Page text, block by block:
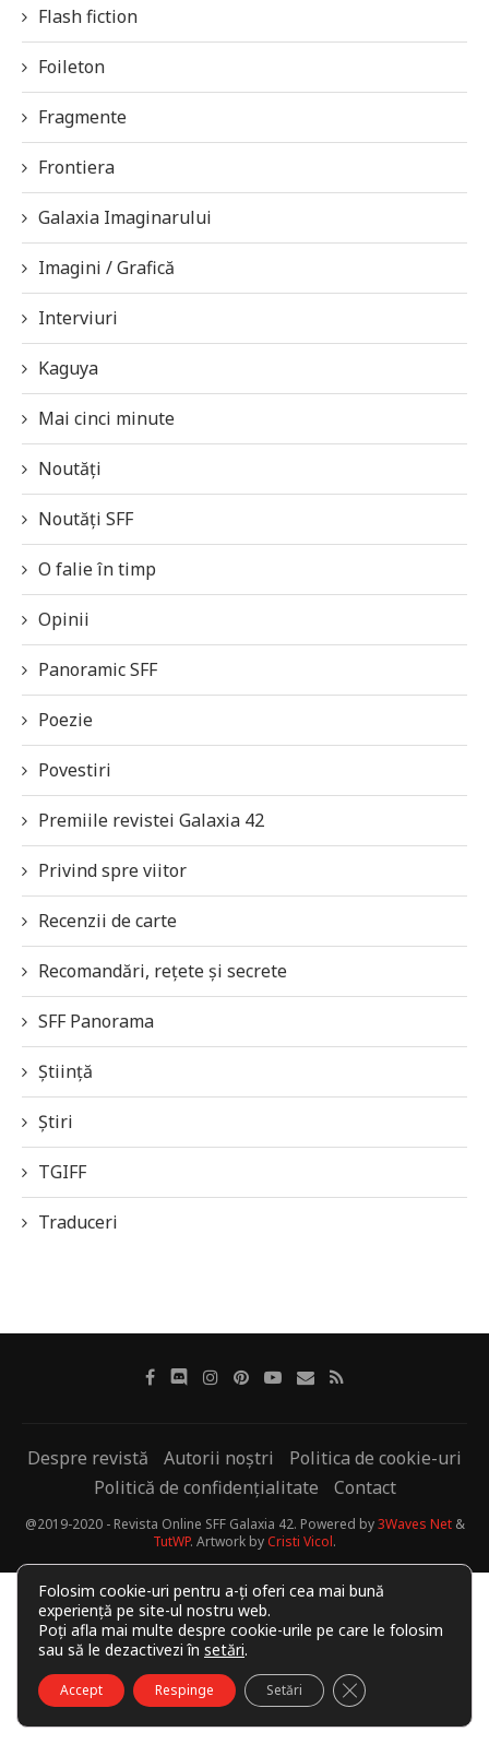
Flash fiction
Foileton
Fragmente
Frontiera
Galaxia Imaginarului
Imagini / Grafică
Interviuri
Kaguya
Mai cinci minute
Noutăți
Noutăți SFF
O falie în timp
Opinii
Panoramic SFF
Poezie
Povestiri
Premiile revistei Galaxia 42
Privind spre viitor
Recenzii de carte
Recomandări, rețete și secrete
SFF Panorama
Știință
Știri
TGIFF
Traduceri
Despre revistă Autorii noștri
Politica de cookie-uri
Politică de confidențialitate
Contact
@2019-2020 - Revista Online SFF Galaxia 42. Powered by3Waves Net&
TutWP. Artwork byCristi Vicol.
Folosim cookie-uri pentru a-ți oferi cea mai bună
experiență pe site-ul nostru web.
Poți afla mai multe despre cookie-urile pe care le folosim
sau să le dezactivezi în setări.
Accept Respinge Setări CLOSE GDPR